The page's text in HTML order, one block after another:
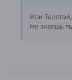
Или
Не знаешь